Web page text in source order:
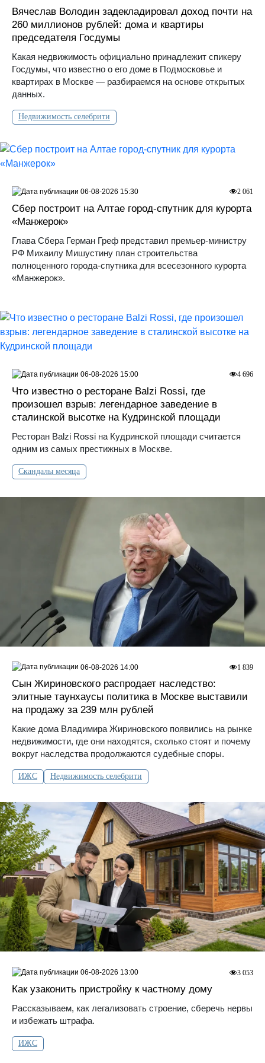
Вячеслав Володин задекладировал доход почти на
260 миллионов рублей: дома и квартиры
председателя Госдумы
Какая недвижимость официально принадлежит спикеру
Госдумы, что известно о его доме в Подмосковье и
квартирах в Москве — разбираемся на основе открытых
данных.
Недвижимость селебрити
Сбер построит на Алтае город-спутник для курорта
«Манжерок»
Глава Сбера Герман Греф представил премьер-министру
РФ Михаилу Мишустину план строительства
полноценного города-спутника для всесезонного курорта
«Манжерок».
2 061
06-08-2026 15:30
Что известно о ресторане Balzi Rossi, где
произошел взрыв: легендарное заведение в
сталинской высотке на Кудринской площади
Ресторан Balzi Rossi на Кудринской площади считается
одним из самых престижных в Москве.
Скандалы месяца
4 696
06-08-2026 15:00
Сын Жириновского распродает наследство:
элитные таунхаусы политика в Москве выставили
на продажу за 239 млн рублей
Какие дома Владимира Жириновского появились на рынке
недвижимости, где они находятся, сколько стоят и почему
вокруг наследства продолжаются судебные споры.
ИЖС Недвижимость селебрити
1 839
06-08-2026 14:00
Как узаконить пристройку к частному дому
Рассказываем, как легализовать строение, сберечь нервы
и избежать штрафа.
ИЖС
3 053
06-08-2026 13:00